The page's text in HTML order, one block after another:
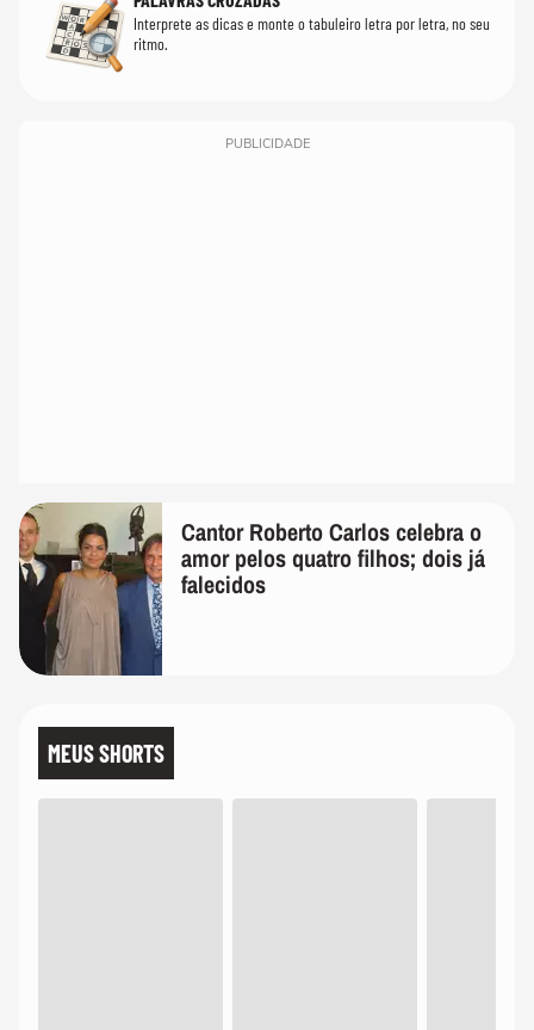
Interprete as dicas e monte o tabuleiro letra por letra, no seu
ritmo.
PUBLICIDADE
Cantor Roberto Carlos celebra o
amor pelos quatro filhos; dois já
falecidos
MEUS SHORTS